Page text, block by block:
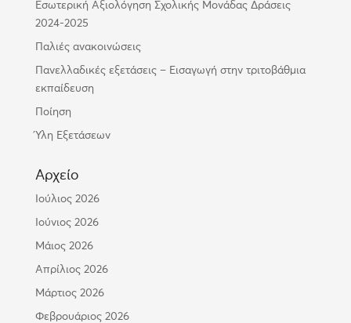
Εσωτερική Αξιολόγηση Σχολικής Μονάδας Δράσεις
2024-2025
Παλιές ανακοινώσεις
Πανελλαδικές εξετάσεις – Εισαγωγή στην τριτοβάθμια
εκπαίδευση
Ποίηση
Ύλη Εξετάσεων
Αρχείο
Ιούλιος 2026
Ιούνιος 2026
Μάιος 2026
Απρίλιος 2026
Μάρτιος 2026
Φεβρουάριος 2026